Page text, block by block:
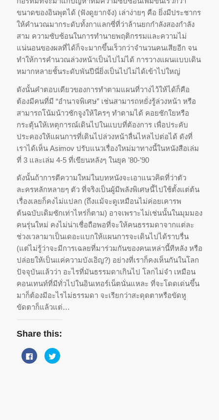
ขนาดของอินพุตได้ (ฟังดูยากจัง) เล่าง่ายๆ คือ ยิ่งมีประชากร
ให้คำนวณมากระดับทั้งกาแลกซี่ที่ว่าล้านยกกำลังสองกำลัง
สาม ความซับซ้อนในการทำนายพฤติกรรมและความไม่
แน่นอนของผลที่ได้ก็จะมากขึ้นเร็วกว่าจำนวนคนเสียอีก จน
ทำให้การคำนวณล่วงหน้าเป็นไปไม่ได้ การวางแผนแบบเดิน
หมากหลายชั้นระดับพันปีนี่ยิ่งเป็นไปไม่ได้เข้าไปใหญ่
ดังนั้นคำตอบเดียวของการทำตามแผนที่วางไว้ให้ได้ก็คือ
ต้องมีคนที่มี “อำนาจพิเศษ” เช่นสามารถหยั่งรู้ล่วงหน้า หรือ
สามารถโน้มน้าวชักจูงให้ใครๆ ทำตามได้ คอยชักใยหรือ
กระตุ้นให้เหตุการณ์เดินไปในแบบที่ต้องการ เพื่อประคับ
ประคองให้แผนการที่เดินไปล่วงหน้าลื่นไหลไปต่อได้ ดังที่
เราได้เห็น Asimov ปรับแนวเรื่องใหม่มาทางนี้ในหนังสือเล่ม
ที่ 3 และเล่ม 4-5 ที่เขียนหลังๆ ในยุค ’80-’90
ดังนั้นถ้าการตีความใหม่ในบทหนังจะเอาแนวคิดที่ว่าตัว
ละครหลักหลายๆ ตัว ที่จริงเป็นผู้มีพลังพิเศษนี้ไปใช้ตั้งแต่ต้น
เรื่องเลยก็คงไม่แปลก (ถึงแม้จะดูเหมือนไม่ค่อยเคารพ
ต้นฉบับเดิมซักเท่าไหร่ก็ตาม) อาจเพราะไม่เช่นนั้นในมุมมอง
คนรุ่นใหม่ คงไม่น่าเชื่อถือพอที่จะให้คนธรรมดาจากแต่ละ
ช่วงเวลามาเป็นเดอะแบกให้แผนการจะเดินไปได้ราบรื่น
(แต่ไม่รู้ว่าจะมีการเฉลยที่มาร่วมกันของคนเหล่านี้ทีหลัง หรือ
ปล่อยให้เป็นแค่ความบังเอิญ?) อย่างที่เราก็คงเห็นกันในโลก
ปัจจุบันแล้วว่า อะไรที่มันธรรมดาเกินไป โลกไม่จำ เหมือน
คอนเทนท์ที่มีทั่วไปในอินเทอร์เน็ตนั่นแหละ ที่จะโดดเด่นขึ้น
มาก็ต้องมีอะไรไม่ธรรมดา จะเรียกว่าสะดุดตาหรือขัดหู
ขัดตาก็แล้วแต่…
Share this:
Click
to
share
Click
to